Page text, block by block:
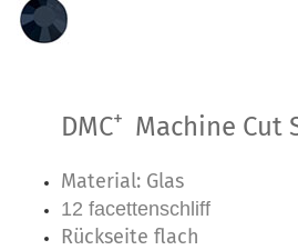
DMC+ Machine Cut
Material: Glas
12 facettenschliff
Rückseite flach